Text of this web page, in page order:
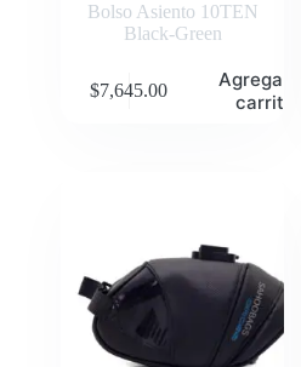
Bolso Asiento 10TEN
Black-Green
$7,645.00
Agregar al
carrito